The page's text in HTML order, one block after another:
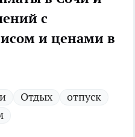
с
и ценами в
Отдых
отпуск